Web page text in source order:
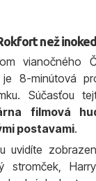
než
vianočného
8-minútová
Súčasťou
filmová
postavami.
uvidíte
stromček,